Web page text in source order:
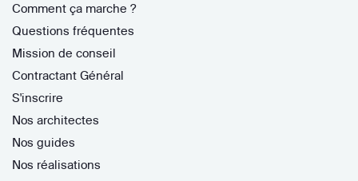
Comment ça marche ?
Questions fréquentes
Mission de conseil
Contractant Général
S'inscrire
Nos architectes
Nos guides
Nos réalisations